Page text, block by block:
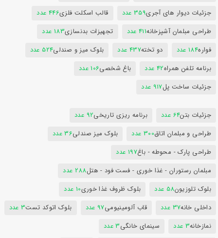
جزئیات دیوار های آجری359 عدد قالب اسکلت فلزی446 عدد
طراحی مبلمان آشپزخانه411 عدد تجهیزات بدنسازی183 عدد
فواره184 عدد دو تخته437 عدد بلوک میز و صندلی524 عدد
برنامه تلفن همراه42 عدد باغ شخصی106 عدد
جزئیات ساخت پل917 عدد
جزئیات بتن64 عدد برنامه ریزی تاریخی92 عدد
طراحی و مبلمان اتاق300 عدد بلوک میز صندلی36 عدد
طراحی پارک - محوطه - باغ197 عدد
مبلمان رستوران - غذا خوری - فست فود - هتل288 عدد
بلوک تلوزیون58 عدد بلوک ظروف غذا خوری10 عدد
داخلی خانه37 عدد قاب آلومینیومی97 عدد بلوک اتوکد تست3 عدد
نمازخانه3 عدد سینمای خانگی3 عدد